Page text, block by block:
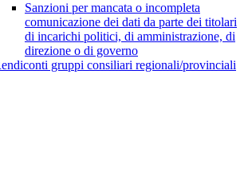
Sanzioni per mancata o incompleta
comunicazione dei dati da parte dei titolari
di incarichi politici, di amministrazione, di
direzione o di governo
gruppi consiliari regionali/provinciali